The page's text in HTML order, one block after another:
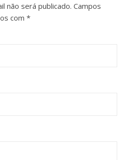
não será publicado. Campos
com *